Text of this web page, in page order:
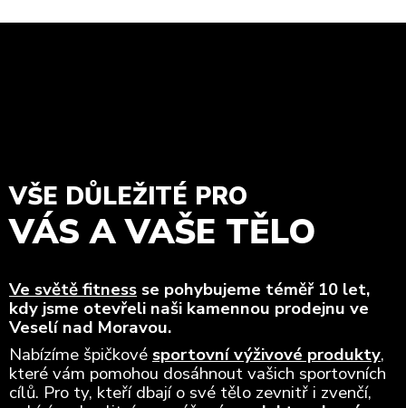
VŠE DŮLEŽITÉ PRO
VÁS A VAŠE TĚLO
Ve světě fitness se pohybujeme téměř 10 let,
kdy jsme otevřeli naši kamennou prodejnu ve
Veselí nad Moravou.
Nabízíme špičkovésportovní výživové produkty,
které vám pomohou dosáhnout vašich sportovních
cílů. Pro ty, kteří dbají o své tělo zevnitř i zvenčí,